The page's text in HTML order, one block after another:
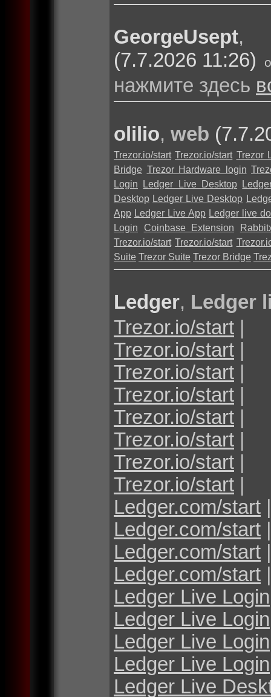
GeorgeUsept
(7.7.2026 11:26)
нажмите здесь
olilio, web
Trezor.io/start Trezor.io/start Trezor
Bridge Trezor Hardware login
Login
Ledger Live Desktop
Desktop Ledger Live Desktop
App Ledger Live App Ledger live
Login
Coinbase Extension
Trezor.io/start Trezor.io/start
Suite Trezor Suite Trezor Bridge
Ledger, Ledger
Trezor.io/start |
Trezor.io/start |
Trezor.io/start |
Trezor.io/start |
Trezor.io/start |
Trezor.io/start |
Trezor.io/start |
Trezor.io/start |
Ledger.com/start |
Ledger.com/start |
Ledger.com/start |
Ledger.com/start |
Ledger Live Login
Ledger Live Login
Ledger Live Login
Ledger Live Login
Ledger Live